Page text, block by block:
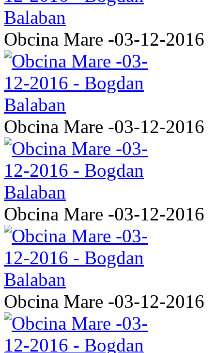
Obcina Mare -03-12-2016
Obcina Mare -03-12-2016
Obcina Mare -03-12-2016
Obcina Mare -03-12-2016